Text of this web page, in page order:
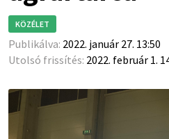
KÖZÉLET
Publikálva: 2022. január 27. 13:50
Utolsó frissítés: 2022. február 1.